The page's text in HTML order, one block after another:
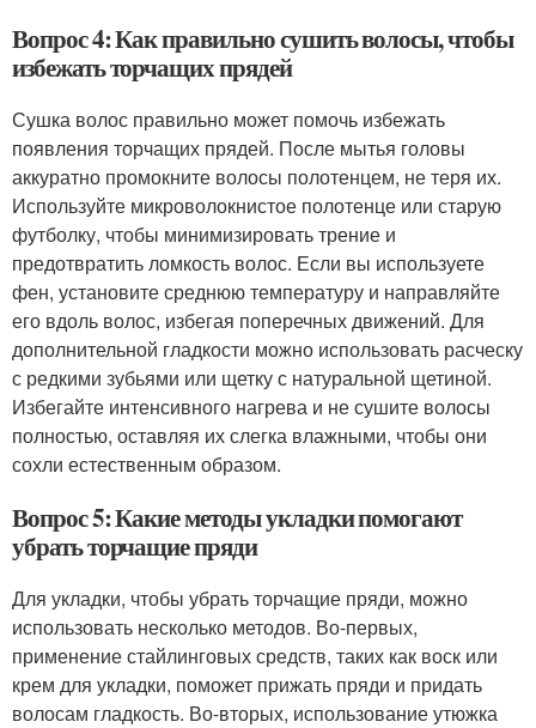
Вопрос 4: Как правильно сушить волосы, чтобы
избежать торчащих прядей
Сушка волос правильно может помочь избежать
появления торчащих прядей. После мытья головы
аккуратно промокните волосы полотенцем, не теря их.
Используйте микроволокнистое полотенце или старую
футболку, чтобы минимизировать трение и
предотвратить ломкость волос. Если вы используете
фен, установите среднюю температуру и направляйте
его вдоль волос, избегая поперечных движений. Для
дополнительной гладкости можно использовать расческу
с редкими зубьями или щетку с натуральной щетиной.
Избегайте интенсивного нагрева и не сушите волосы
полностью, оставляя их слегка влажными, чтобы они
сохли естественным образом.
Вопрос 5: Какие методы укладки помогают
убрать торчащие пряди
Для укладки, чтобы убрать торчащие пряди, можно
использовать несколько методов. Во-первых,
применение стайлинговых средств, таких как воск или
крем для укладки, поможет прижать пряди и придать
волосам гладкость. Во-вторых, использование утюжка